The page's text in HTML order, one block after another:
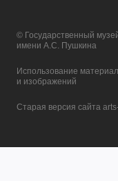
© Государственный
имени А.С. Пушкина
Использование
и изображений
Старая версия сайта